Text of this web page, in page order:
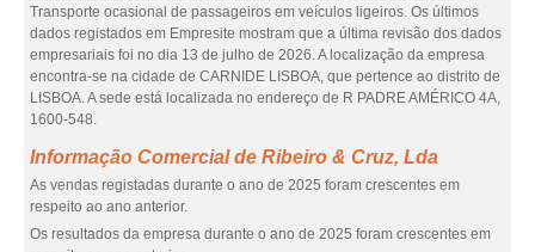
Transporte ocasional de passageiros em veículos ligeiros. Os últimos
dados registados em Empresite mostram que a última revisão dos dados
empresariais foi no dia 13 de julho de 2026. A localização da empresa
encontra-se na cidade de CARNIDE LISBOA, que pertence ao distrito de
LISBOA. A sede está localizada no endereço de R PADRE AMÉRICO 4A,
1600-548.
Informação Comercial de Ribeiro & Cruz, Lda
As vendas registadas durante o ano de 2025 foram crescentes em
respeito ao ano anterior.
Os resultados da empresa durante o ano de 2025 foram crescentes em